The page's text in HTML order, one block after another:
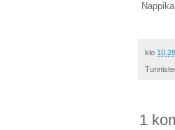
klo 10.28
1